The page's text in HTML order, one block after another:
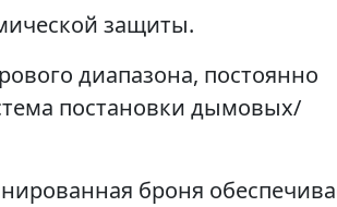
защиты.
диапазона, постоянно
постановки дымовых/
броня